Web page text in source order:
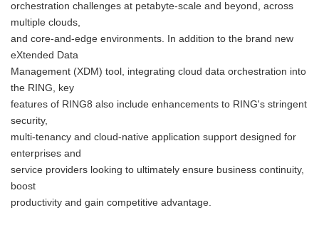
orchestration challenges at petabyte-scale and beyond, across
multiple clouds,
and core-and-edge environments. In addition to the brand new
eXtended Data
Management (XDM) tool, integrating cloud data orchestration into
the RING, key
features of RING8 also include enhancements to RING's stringent
security,
multi-tenancy and cloud-native application support designed for
enterprises and
service providers looking to ultimately ensure business continuity,
boost
productivity and gain competitive advantage.